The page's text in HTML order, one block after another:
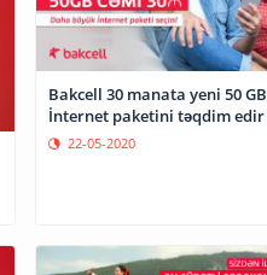
Bakcell 30 manata yeni 50 GB
İnternet paketini təqdim edir
22-05-2020